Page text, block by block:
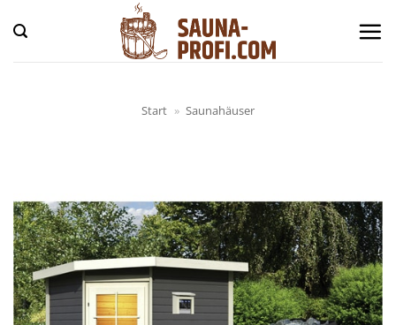
Inhalt
springen
Start » Saunahäuser